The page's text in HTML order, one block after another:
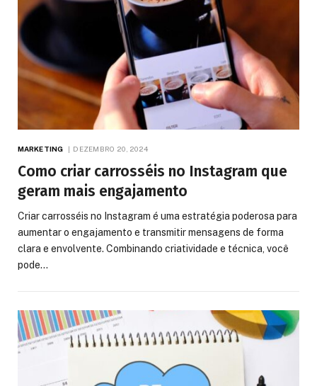
MARKETING DEZEMBRO 20, 2024
Como criar carrosséis no Instagram que
geram mais engajamento
Criar carrosséis no Instagram é uma estratégia poderosa para
aumentar o engajamento e transmitir mensagens de forma
clara e envolvente. Combinando criatividade e técnica, você
pode…